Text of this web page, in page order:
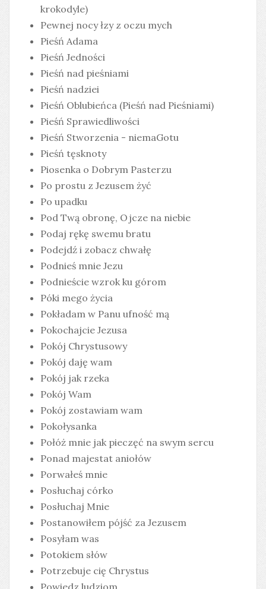
krokodyle)
Pewnej nocy łzy z oczu mych
Pieśń Adama
Pieśń Jedności
Pieśń nad pieśniami
Pieśń nadziei
Pieśń Oblubieńca (Pieśń nad Pieśniami)
Pieśń Sprawiedliwości
Pieśń Stworzenia - niemaGotu
Pieśń tęsknoty
Piosenka o Dobrym Pasterzu
Po prostu z Jezusem żyć
Po upadku
Pod Twą obronę, Ojcze na niebie
Podaj rękę swemu bratu
Podejdź i zobacz chwałę
Podnieś mnie Jezu
Podnieście wzrok ku górom
Póki mego życia
Pokładam w Panu ufność mą
Pokochajcie Jezusa
Pokój Chrystusowy
Pokój daję wam
Pokój jak rzeka
Pokój Wam
Pokój zostawiam wam
Pokołysanka
Połóż mnie jak pieczęć na swym sercu
Ponad majestat aniołów
Porwałeś mnie
Posłuchaj córko
Posłuchaj Mnie
Postanowiłem pójść za Jezusem
Posyłam was
Potokiem słów
Potrzebuje cię Chrystus